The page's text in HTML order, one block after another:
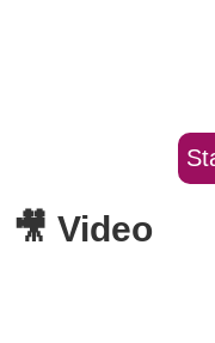
🎥 Video